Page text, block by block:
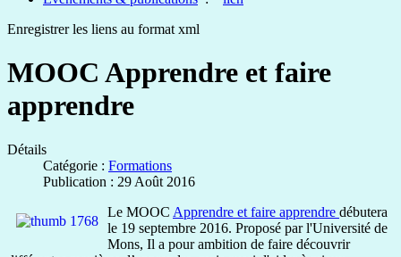
Enregistrer les liens au format xml
MOOC Apprendre et faire
apprendre
Détails
Catégorie : Formations
Publication : 29 Août 2016
Le MOOC Apprendre et faire apprendre débutera
le 19 septembre 2016. Proposé par l'Université de
Mons, Il a pour ambition de faire découvrir